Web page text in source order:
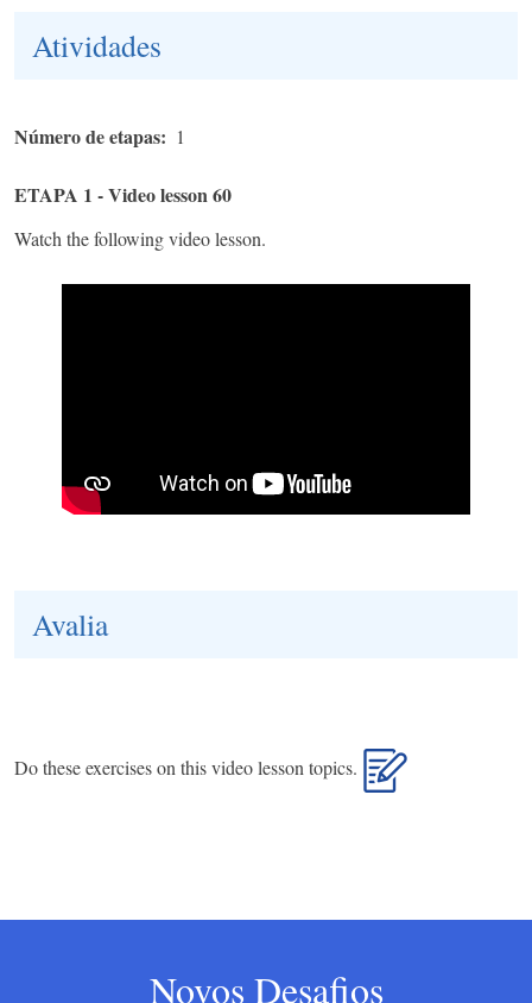
Atividades
Número de etapas 1
ETAPA 1 - Video lesson 60
Watch the following video lesson.
Avalia
Do these exercises on this video lesson topics.
Novos Desafios